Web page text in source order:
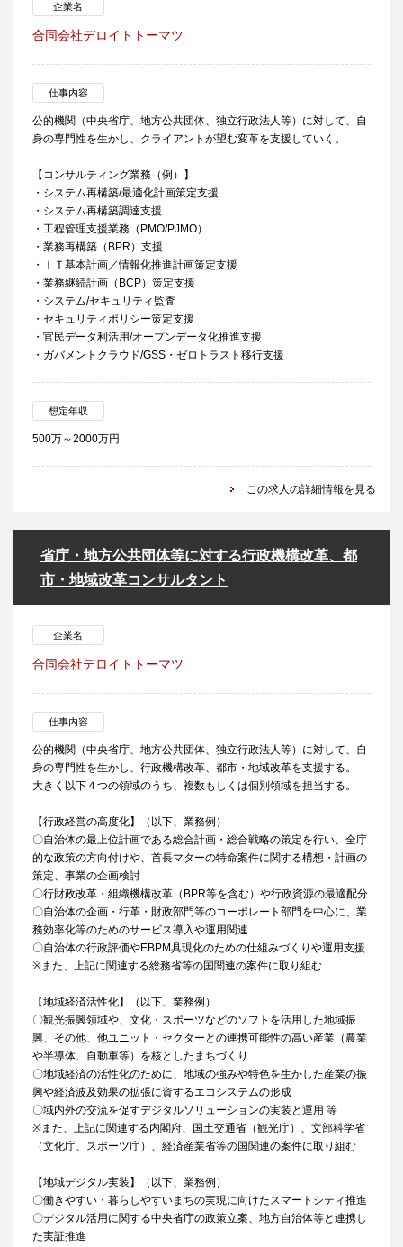
企業名
合同会社デロイトトーマツ
仕事内容
公的機関（中央省庁、地方公共団体、独立行政法人等）に対して、自
身の専門性を生かし、クライアントが望む変革を支援していく。
【コンサルティング業務（例）】
・システム再構築/最適化計画策定支援
・システム再構築調達支援
・工程管理支援業務（PMO/PJMO）
・業務再構築（BPR）支援
・ＩＴ基本計画／情報化推進計画策定支援
・業務継続計画（BCP）策定支援
・システム/セキュリティ監査
・セキュリティポリシー策定支援
・官民データ利活用/オープンデータ化推進支援
・ガバメントクラウド/GSS・ゼロトラスト移行支援
想定年収
500万～2000万円
この求人の詳細情報を見る
省庁・地方公共団体等に対する行政機構改革、都
市・地域改革コンサルタント
企業名
合同会社デロイトトーマツ
仕事内容
公的機関（中央省庁、地方公共団体、独立行政法人等）に対して、自
身の専門性を生かし、行政機構改革、都市・地域改革を支援する。
大きく以下４つの領域のうち、複数もしくは個別領域を担当する。
【行政経営の高度化】（以下、業務例）
〇自治体の最上位計画である総合計画・総合戦略の策定を行い、全庁
的な政策の方向付けや、首長マターの特命案件に関する構想・計画の
策定、事業の企画検討
〇行財政改革・組織機構改革（BPR等を含む）や行政資源の最適配分
〇自治体の企画・行革・財政部門等のコーポレート部門を中心に、業
務効率化等のためのサービス導入や運用関連
〇自治体の行政評価やEBPM具現化のための仕組みづくりや運用支援
※また、上記に関連する総務省等の国関連の案件に取り組む
【地域経済活性化】（以下、業務例）
〇観光振興領域や、文化・スポーツなどのソフトを活用した地域振
興、その他、他ユニット・セクターとの連携可能性の高い産業（農業
や半導体、自動車等）を核としたまちづくり
〇地域経済の活性化のために、地域の強みや特色を生かした産業の振
興や経済波及効果の拡張に資するエコシステムの形成
〇域内外の交流を促すデジタルソリューションの実装と運用 等
※また、上記に関連する内閣府、国土交通省（観光庁）、文部科学省
（文化庁、スポーツ庁）、経済産業省等の国関連の案件に取り組む
【地域デジタル実装】（以下、業務例）
〇働きやすい・暮らしやすいまちの実現に向けたスマートシティ推進
〇デジタル活用に関する中央省庁の政策立案、地方自治体等と連携し
た実証推進